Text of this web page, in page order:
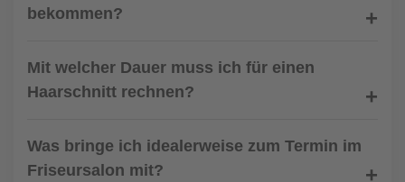
bekommen?
Mit welcher Dauer muss ich für einen
Haarschnitt rechnen?
Was bringe ich idealerweise zum Termin im
Friseursalon mit?